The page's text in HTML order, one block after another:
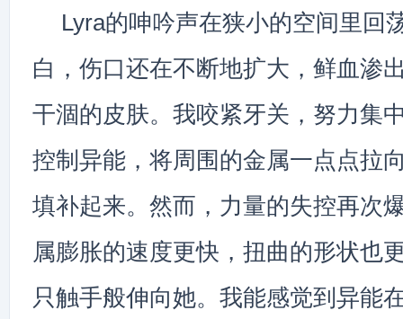
Lyra的呻吟声在狭小的空间里回
白，伤口还在不断地扩大，鲜血渗
干涸的皮肤。我咬紧牙关，努力集
控制异能，将周围的金属一点点拉
填补起来。然而，力量的失控再次
属膨胀的速度更快，扭曲的形状也
只触手般伸向她。我能感觉到异能